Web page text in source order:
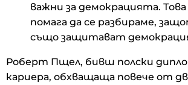
важни за демокрацията. Това
помага да се разбираме,
също защитават
Роберт Пщел, бивш полски
кариера, обхващаща повече от